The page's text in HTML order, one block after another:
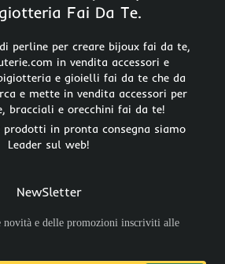
Fai Da Te.
perline per creare bijoux fai da te,
in vendita accessori e
e gioielli fai da te che da
e mette in vendita accessori per
bracciali e orecchini fai da te!
in pronta consegna siamo
Leader sul web!
NewSletter
novità e delle promozioni inscriviti alle